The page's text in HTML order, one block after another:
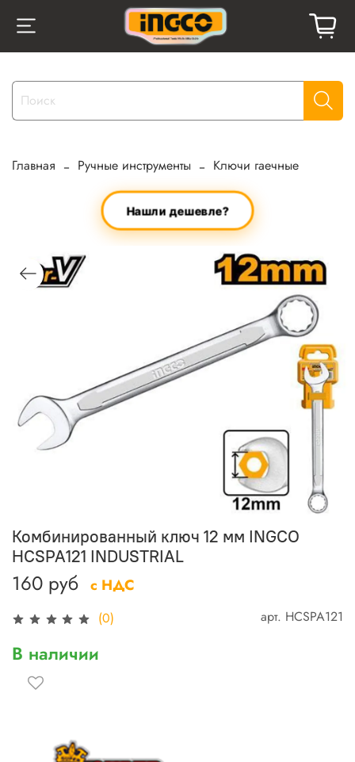
Главная Ручные инструменты Ключи гаечные
Нашли дешевле?
(0) арт. HCSPA121
Комбинированный ключ 12 мм INGCO
HCSPA121 INDUSTRIAL
160 руб с НДС
В наличии